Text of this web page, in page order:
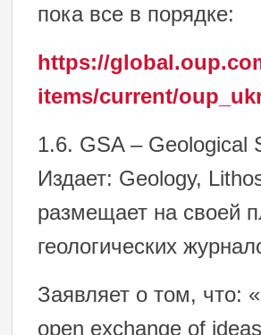
пока все в порядке:
https://
items/current/
1.6. GSA – Geological
Издает: Geology,
размещает на своей
геологических
Заявляет о том, что:
open exchange of